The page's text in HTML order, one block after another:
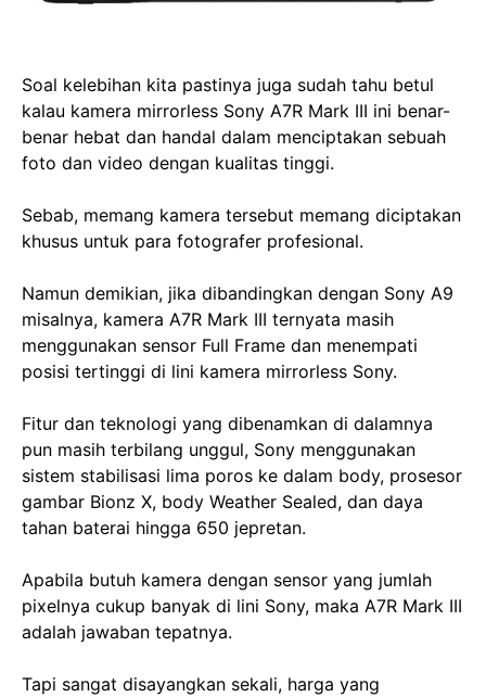
Soal kelebihan kita pastinya juga sudah tahu betul
kalau kamera mirrorless Sony A7R Mark III ini benar-
benar hebat dan handal dalam menciptakan sebuah
foto dan video dengan kualitas tinggi.
Sebab, memang kamera tersebut memang diciptakan
khusus untuk para fotografer profesional.
Namun demikian, jika dibandingkan dengan Sony A9
misalnya, kamera A7R Mark III ternyata masih
menggunakan sensor Full Frame dan menempati
posisi tertinggi di lini kamera mirrorless Sony.
Fitur dan teknologi yang dibenamkan di dalamnya
pun masih terbilang unggul, Sony menggunakan
sistem stabilisasi lima poros ke dalam body, prosesor
gambar Bionz X, body Weather Sealed, dan daya
tahan baterai hingga 650 jepretan.
Apabila butuh kamera dengan sensor yang jumlah
pixelnya cukup banyak di lini Sony, maka A7R Mark III
adalah jawaban tepatnya.
Tapi sangat disayangkan sekali, harga yang